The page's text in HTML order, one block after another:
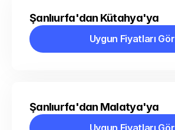
Şanlıurfa'dan Kütahya'ya
Uygun Fiyatları Gör
Uygun Fiyatları Gör
Şanlıurfa'dan Malatya'ya
Uygun Fiyatları Gör